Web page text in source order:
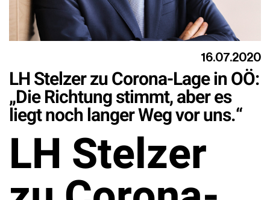
16.07.2020
LH Stelzer zu Corona-Lage in OÖ:
„Die Richtung stimmt, aber es
liegt noch langer Weg vor uns.“
LH Stelzer